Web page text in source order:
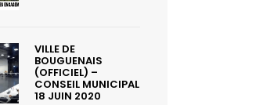
VILLE DE
BOUGUENAIS
(OFFICIEL) –
CONSEIL MUNICIPAL
18 JUIN 2020